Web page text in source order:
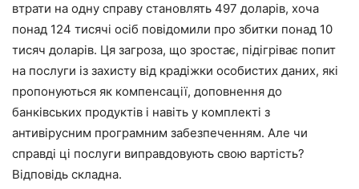
втрати на одну справу становлять 497 доларів, хоча
понад 124 тисячі осіб повідомили про збитки понад 10
тисяч доларів. Ця загроза, що зростає, підігріває попит
на послуги із захисту від крадіжки особистих даних, які
пропонуються як компенсації, доповнення до
банківських продуктів і навіть у комплекті з
антивірусним програмним забезпеченням. Але чи
справді ці послуги виправдовують свою вартість?
Відповідь складна.